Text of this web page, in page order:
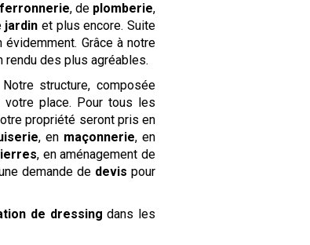
ferronnerie, de plomberie,
jardin et plus encore. Suite
Grâce à notre
rendu des plus agréables.
structure, composée
place. Pour tous les
propriété seront pris en
, en maçonnerie, en
, en aménagement de
demande de devis pour
de dressing dans les